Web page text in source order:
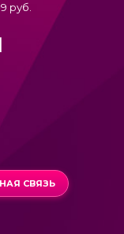
руб.
СВЯЗЬ